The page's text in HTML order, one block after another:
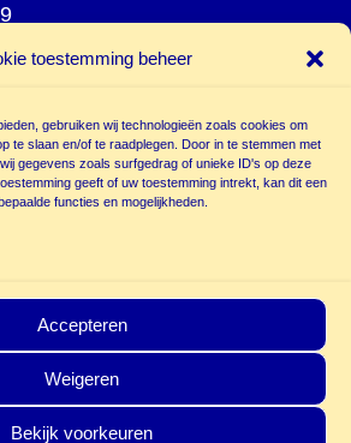
toestemming beheer
gebruiken wij technologieën zoals cookies om
te slaan en/of te raadplegen. Door in te stemmen met
gegevens zoals surfgedrag of unieke ID's op deze
geeft of uw toestemming intrekt, kan dit een
functies en mogelijkheden.
Accepteren
Weigeren
Bekijk voorkeuren
Cassiopeia | Deze site is beschermd door